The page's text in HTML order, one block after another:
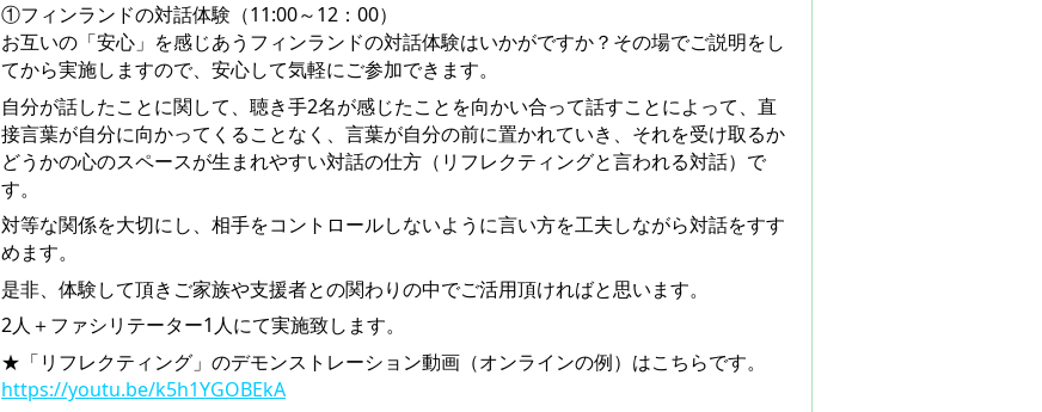
①フィンランドの対話体験（11:00～12：00）
お互いの「安心」を感じあうフィンランドの対話体験はいかがですか？その場でご説明をし
てから実施しますので、安心して気軽にご参加できます。
自分が話したことに関して、聴き手2名が感じたことを向かい合って話すことによって、直
接言葉が自分に向かってくることなく、言葉が自分の前に置かれていき、それを受け取るか
どうかの心のスペースが生まれやすい対話の仕方（リフレクティングと言われる対話）で
す。
対等な関係を大切にし、相手をコントロールしないように言い方を工夫しながら対話をすす
めます。
是非、体験して頂きご家族や支援者との関わりの中でご活用頂ければと思います。
2人＋ファシリテーター1人にて実施致します。
★「リフレクティング」のデモンストレーション動画（オンラインの例）はこちらです。
https://youtu.be/k5h1YGOBEkA